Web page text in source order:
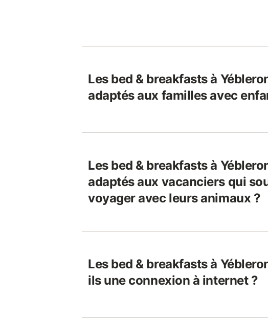
Les bed & breakfasts à
adaptés aux familles avec
Les bed & breakfasts à
adaptés aux vacanciers qui
voyager avec leurs animaux ?
Les bed & breakfasts à
ils une connexion à internet ?